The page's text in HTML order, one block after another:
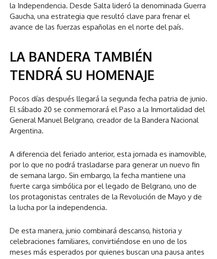
la Independencia. Desde Salta lideró la denominada Guerra
Gaucha, una estrategia que resultó clave para frenar el
avance de las fuerzas españolas en el norte del país.
LA BANDERA TAMBIÉN
TENDRÁ SU HOMENAJE
Pocos días después llegará la segunda fecha patria de junio.
El sábado 20 se conmemorará el Paso a la Inmortalidad del
General Manuel Belgrano, creador de la Bandera Nacional
Argentina.
A diferencia del feriado anterior, esta jornada es inamovible,
por lo que no podrá trasladarse para generar un nuevo fin
de semana largo. Sin embargo, la fecha mantiene una
fuerte carga simbólica por el legado de Belgrano, uno de
los protagonistas centrales de la Revolución de Mayo y de
la lucha por la independencia.
De esta manera, junio combinará descanso, historia y
celebraciones familiares, convirtiéndose en uno de los
meses más esperados por quienes buscan una pausa antes